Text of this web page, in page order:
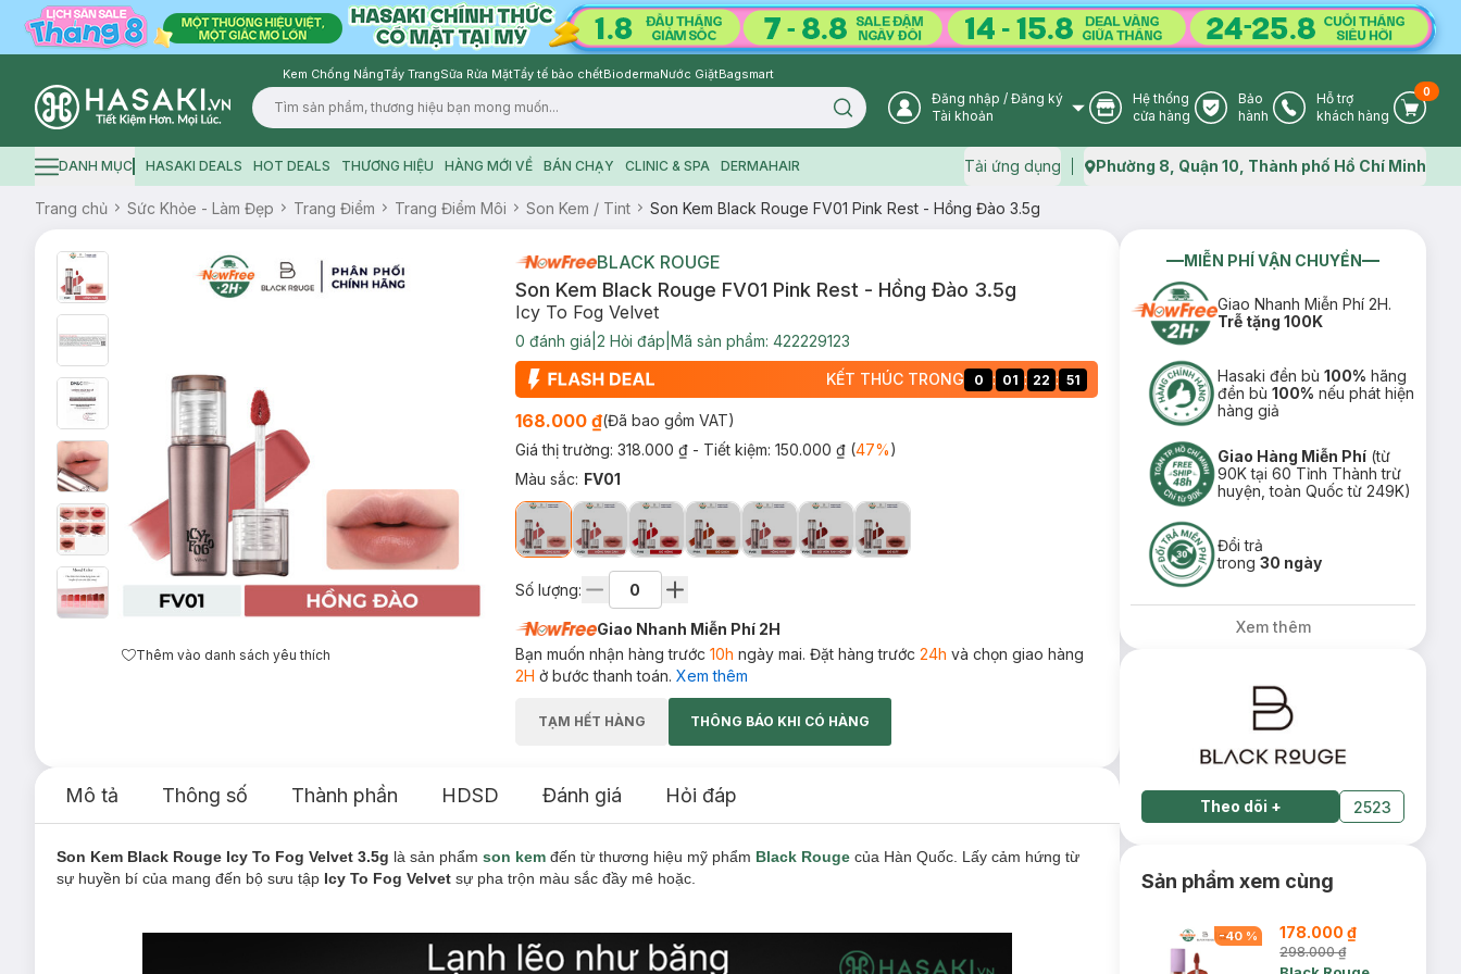
Kem Chống NắngTẩy TrangSữa Rửa MặtTẩy tế bào chếtBiodermaNước GiặtBagsmart
Logo
Search icon User Icon
Đăng nhập / Đăng ký
Tài khoản
Store Icon
Hệ thống
cửa hàng
Warranty Icon
Bảo
hành
Phone Icon
Hỗ trợ
khách hàng
Cart
0
Hamburger icon
DANH MỤC HASAKI DEALS HOT DEALS THƯƠNG HIỆU HÀNG MỚI VỀ BÁN CHẠY CLINIC & SPA DERMAHAIR Tải ứng dụng Map icon
Phường 8, Quận 10, Thành phố Hồ Chí Minh
Trang chủ Sức Khỏe - Làm Đẹp Trang Điểm Trang Điểm Môi Son Kem / Tint Son Kem Black Rouge FV01 Pink Rest - Hồng Đào 3.5g
Thêm vào danh sách yêu thích
BLACK ROUGE
Son Kem Black Rouge FV01 Pink Rest - Hồng Đào 3.5g
Icy To Fog Velvet
0 đánh giá 2 Hỏi đáp Mã sản phẩm: 422229123
KẾT THÚC TRONG 0 : 01 : 22 : 50
168.000 ₫(Đã bao gồm VAT)
Giá thị trường: 318.000 ₫ - Tiết kiệm: 150.000 ₫(47%)
Màu sắc: FV01
Số lượng:
Giao Nhanh Miễn Phí 2H
Bạn muốn nhận hàng trước 10h ngày mai. Đặt hàng trước 24h và chọn giao hàng
2H ở bước thanh toán. Xem thêm
TẠM HẾT HÀNG THÔNG BÁO KHI CÓ HÀNG
Mô tả Thông số Thành phần HDSD Đánh giá Hỏi đáp
Son Kem Black Rouge Icy To Fog Velvet 3.5g là sản phẩm son kem đến từ thương hiệu mỹ phẩm Black Rouge của Hàn Quốc. Lấy cảm hứng từ
sự huyền bí của mang đến bộ sưu tập Icy To Fog Velvet sự pha trộn màu sắc đầy mê hoặc.
MIỄN PHÍ VẬN CHUYỂN
Giao Nhanh Miễn Phí 2H.
Trễ tặng 100K
Hasaki đền bù100% hãng
đền bù100% nếu phát hiện
hàng giả
Giao Hàng Miễn Phí (từ
90K tại 60 Tỉnh Thành trừ
huyện, toàn Quốc từ 249K)
Đổi trả
trong30 ngày
Xem thêm
Theo dõi + 2523
Sản phẩm xem cùng
-40 % 178.000 ₫
298.000 ₫